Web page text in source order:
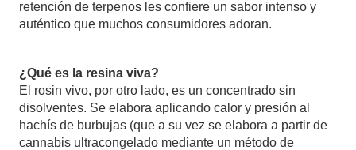
retención de terpenos les confiere un sabor intenso y
auténtico que muchos consumidores adoran.
¿Qué es la resina viva?
El rosin vivo, por otro lado, es un concentrado sin
disolventes. Se elabora aplicando calor y presión al
hachís de burbujas (que a su vez se elabora a partir de
cannabis ultracongelado mediante un método de